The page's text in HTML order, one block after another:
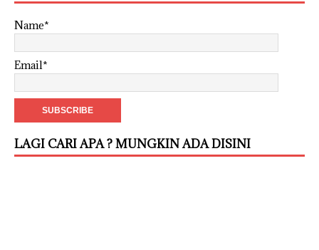
Name*
Email*
LAGI CARI APA ? MUNGKIN ADA DISINI